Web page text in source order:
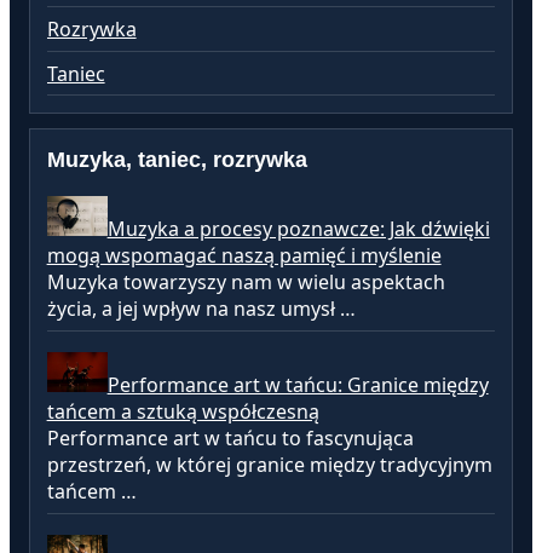
Rozrywka
Taniec
Muzyka, taniec, rozrywka
Muzyka a procesy poznawcze: Jak dźwięki
mogą wspomagać naszą pamięć i myślenie
Muzyka towarzyszy nam w wielu aspektach
życia, a jej wpływ na nasz umysł …
Performance art w tańcu: Granice między
tańcem a sztuką współczesną
Performance art w tańcu to fascynująca
przestrzeń, w której granice między tradycyjnym
tańcem …